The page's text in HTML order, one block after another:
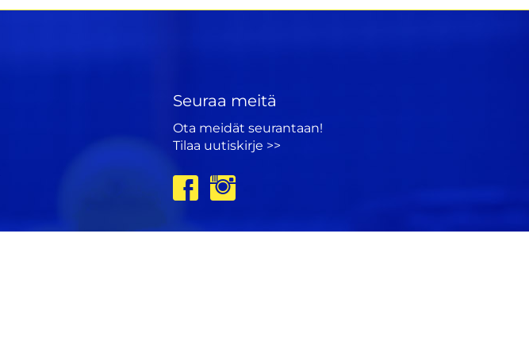
Seuraa meitä
Ota meidät seurantaan!
Tilaa uutiskirje >>